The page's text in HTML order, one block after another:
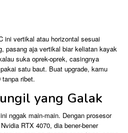
ini vertikal atau horizontal sesuai
pasang aja vertikal biar keliatan kayak
suka oprek-oprek, casingnya
satu baut. Buat upgrade, kamu
ribet.
yang Galak
nggak main-main. Dengan prosesor
RTX 4070, dia bener-bener